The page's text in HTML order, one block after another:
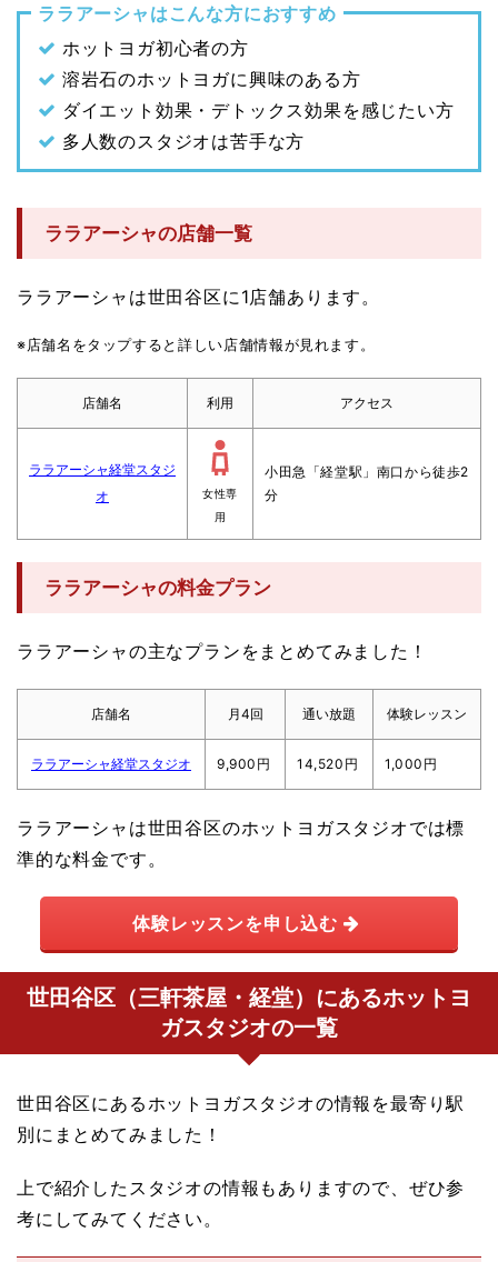
ララアーシャはこんな方におすすめ
ホットヨガ初心者の方
溶岩石のホットヨガに興味のある方
ダイエット効果・デトックス効果を感じたい方
多人数のスタジオは苦手な方
ララアーシャの店舗一覧
ララアーシャは世田谷区に1店舗あります。
※店舗名をタップすると詳しい店舗情報が見れます。
店舗名 利用 アクセス
ララアーシャ経堂スタジ
オ
女性専
用
小田急「経堂駅」南口から徒歩2
分
ララアーシャの料金プラン
ララアーシャの主なプランをまとめてみました！
店舗名 月4回 通い放題 体験レッスン
ララアーシャ経堂スタジオ 9,900円 14,520円 1,000円
ララアーシャは世田谷区のホットヨガスタジオでは標
準的な料金です。
体験レッスンを申し込む
世田谷区（三軒茶屋・経堂）にあるホットヨ
ガスタジオの一覧
世田谷区にあるホットヨガスタジオの情報を最寄り駅
別にまとめてみました！
上で紹介したスタジオの情報もありますので、ぜひ参
考にしてみてください。